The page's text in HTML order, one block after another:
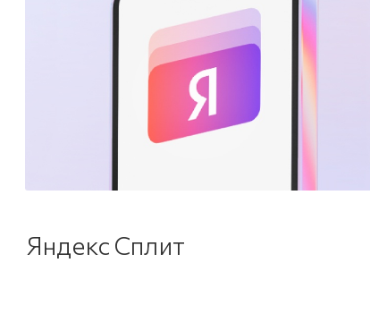
Яндекс Сплит